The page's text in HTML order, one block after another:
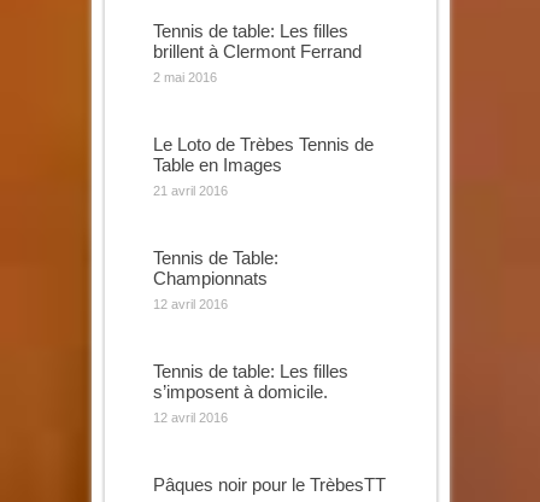
Tennis de table: Les filles
brillent à Clermont Ferrand
2 mai 2016
Le Loto de Trèbes Tennis de
Table en Images
21 avril 2016
Tennis de Table:
Championnats
12 avril 2016
Tennis de table: Les filles
s’imposent à domicile.
12 avril 2016
Pâques noir pour le TrèbesTT